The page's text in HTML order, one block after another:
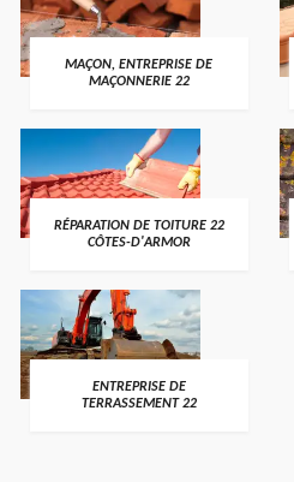
MAÇON, ENTREPRISE DE
MAÇONNERIE 22
RÉPARATION DE TOITURE 22
CÔTES-D'ARMOR
ENTREPRISE DE
TERRASSEMENT 22